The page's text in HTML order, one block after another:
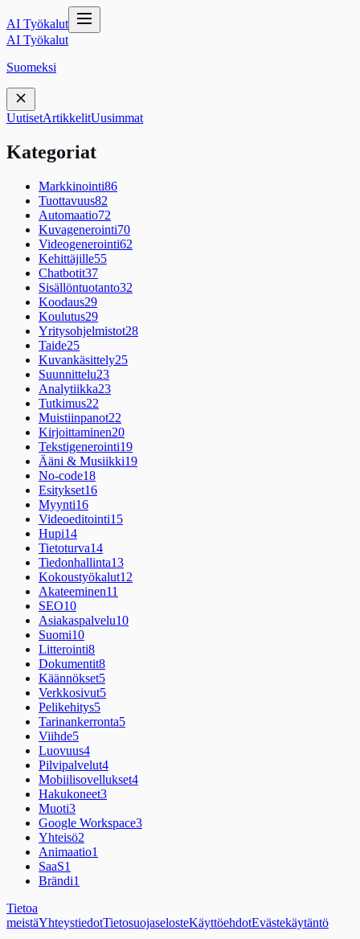
AI Työkalut
AI Työkalut
Suomeksi
UutisetArtikkelitUusimmat
Kategoriat
Markkinointi86
Tuottavuus82
Automaatio72
Kuvagenerointi70
Videogenerointi62
Kehittäjille55
Chatbotit37
Sisällöntuotanto32
Koodaus29
Koulutus29
Yritysohjelmistot28
Taide25
Kuvankäsittely25
Suunnittelu23
Analytiikka23
Tutkimus22
Muistiinpanot22
Kirjoittaminen20
Tekstigenerointi19
Ääni & Musiikki19
No-code18
Esitykset16
Myynti16
Videoeditointi15
Hupi14
Tietoturva14
Tiedonhallinta13
Kokoustyökalut12
Akateeminen11
SEO10
Asiakaspalvelu10
Suomi10
Litterointi8
Dokumentit8
Käännökset5
Verkkosivut5
Pelikehitys5
Tarinankerronta5
Viihde5
Luovuus4
Pilvipalvelut4
Mobiilisovellukset4
Hakukoneet3
Muoti3
Google Workspace3
Yhteisö2
Animaatio1
SaaS1
Brändi1
Tietoa
meistäYhteystiedotTietosuojaselosteKäyttöehdotEvästekäytäntö